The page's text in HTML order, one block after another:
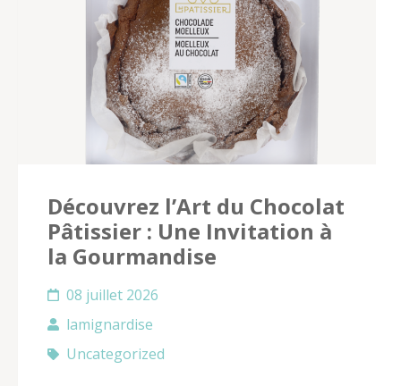
Découvrez l’Art du Chocolat
Pâtissier : Une Invitation à
la Gourmandise
08 juillet 2026
lamignardise
Uncategorized